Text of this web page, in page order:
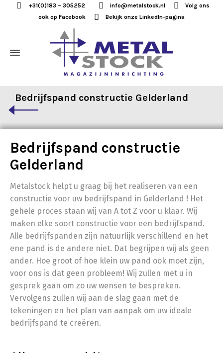
+31(0)183 – 305252 info@metalstock.nl
Volg ons
ook op Facebook
Bekijk onze LinkedIn-pagina
Bedrijfspand constructie Gelderland
Bedrijfspand constructie
Gelderland
Metalstock helpt u graag bij het realiseren van een
constructie voor uw bedrijfspand in Gelderland ! Het
gehele proces staan wij van A tot Z voor u klaar. Wij
maken elke soort constructie voor een bedrijfspand.
Alle bedrijfspanden zijn natuurlijk verschillend en het
ene pand is de andere niet. Dat begrijpen wij als geen
ander. Hoe groot of hoe klein uw pand ook moet zijn,
voor ons is dat geen probleem! Wij zullen met u in
gesprek gaan om zo uw wensen te bespreken.
Vervolgens zullen wij aan de slag gaan met de
tekeningen en het plan van aanpak om uw ideale
bedrijfspand te creëren.